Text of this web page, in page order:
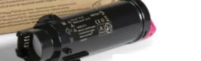
escolar